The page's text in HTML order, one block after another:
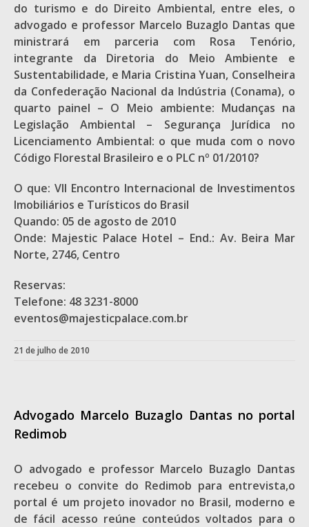
do turismo e do Direito Ambiental, entre eles, o
advogado e professor Marcelo Buzaglo Dantas que
ministrará em parceria com Rosa Tenório,
integrante da Diretoria do Meio Ambiente e
Sustentabilidade, e Maria Cristina Yuan, Conselheira
da Confederação Nacional da Indústria (Conama), o
quarto painel – O Meio ambiente: Mudanças na
Legislação Ambiental – Segurança Jurídica no
Licenciamento Ambiental: o que muda com o novo
Código Florestal Brasileiro e o PLC nº 01/2010?
O que: VII Encontro Internacional de Investimentos
Imobiliários e Turísticos do Brasil
Quando: 05 de agosto de 2010
Onde: Majestic Palace Hotel – End.: Av. Beira Mar
Norte, 2746, Centro
Reservas:
Telefone: 48 3231-8000
eventos@majesticpalace.com.br
21 de julho de 2010
Advogado Marcelo Buzaglo Dantas no portal
Redimob
O advogado e professor Marcelo Buzaglo Dantas
recebeu o convite do Redimob para entrevista,o
portal é um projeto inovador no Brasil, moderno e
de fácil acesso reúne conteúdos voltados para o